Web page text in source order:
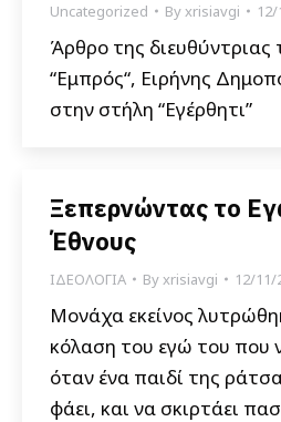
Uncategorized Byxrisiavgi
Άρθρο της διευθύντριας
“Εμπρός“, Ειρήνης
στην στήλη “Εγέρθητι”
Ξεπερνώντας το
Έθνους
ΙΔΕΟΛΟΓΙΑ Byxrisiavgi 12/11/
Μονάχα εκείνος
κόλαση του εγώ του που
όταν ένα παιδί της
φάει, και να σκιρτάει